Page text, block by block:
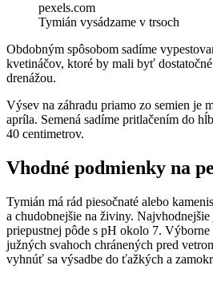
pexels.com
Tymián vysádzame v trsoch
Obdobným spôsobom sadíme
kvetináčov, ktoré by mali byť
drenážou.
Výsev na záhradu priamo zo semien je
apríla. Semená sadíme pritlačením do
40 centimetrov.
Vhodné podmienky na
Tymián má rád piesočnaté alebo
a chudobnejšie na živiny.
priepustnej pôde s pH okolo 7. Výborne
južných svahoch chránených pred
vyhnúť sa výsadbe do ťažkých a